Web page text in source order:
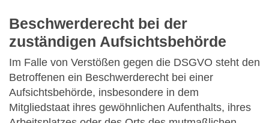
Beschwerderecht bei der
zuständigen Aufsichtsbehörde
Im Falle von Verstößen gegen die DSGVO steht den
Betroffenen ein Beschwerderecht bei einer
Aufsichtsbehörde, insbesondere in dem
Mitgliedstaat ihres gewöhnlichen Aufenthalts, ihres